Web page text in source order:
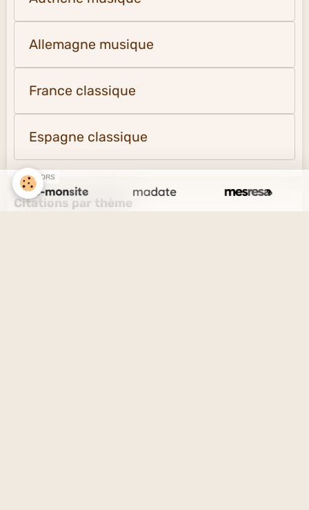
Allemagne musique
France classique
Espagne classique
Citations par thème
SPONSORS